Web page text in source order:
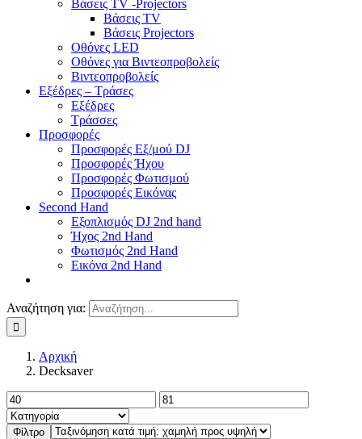
Βάσεις TV -Projectors
Βάσεις TV
Βάσεις Projectors
Οθόνες LED
Οθόνες για Βιντεοπροβολείς
Βιντεοπροβολείς
Εξέδρες – Τράσες
Εξέδρες
Τράσσες
Προσφορές
Προσφορές Εξ/μού DJ
Προσφορές Ήχου
Προσφορές Φωτισμού
Προσφορές Εικόνας
Second Hand
Εξοπλισμός DJ 2nd hand
Ήχος 2nd Hand
Φωτισμός 2nd Hand
Εικόνα 2nd Hand
Αναζήτηση για:
Αρχική
Decksaver
Φίλτρο